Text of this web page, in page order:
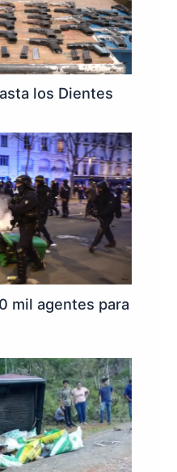
los Dientes
mil agentes para